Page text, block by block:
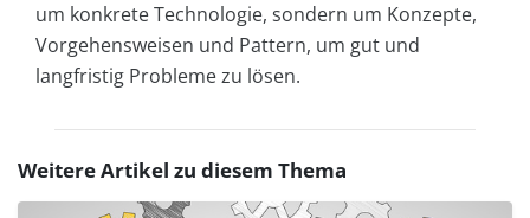
um konkrete Technologie, sondern um Konzepte,
Vorgehensweisen und Pattern, um gut und
langfristig Probleme zu lösen.
Weitere Artikel zu diesem Thema